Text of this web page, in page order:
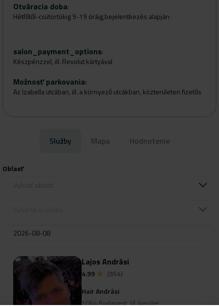
Tömegközlekedéssel:
73,76-os trolival, Andrássy út - Vörösmarty u. megállótól 3
percnyi távolságra
Otváracia doba:
Hétfőtől-csütörtökig 9-19 óráig,bejelentkezés alapján
salon_payment_options:
Készpénzzel, ill. Revolut kártyával
Možnosť parkovania:
Az Izabella utcában, ill. a környező utcákban, közterületen fizetős
Služby Mapa Hodnotenie
Oblasť
Lajos Andrási
4.99
(954)
Hair Andrási
1064 Budapest, VI. kerület